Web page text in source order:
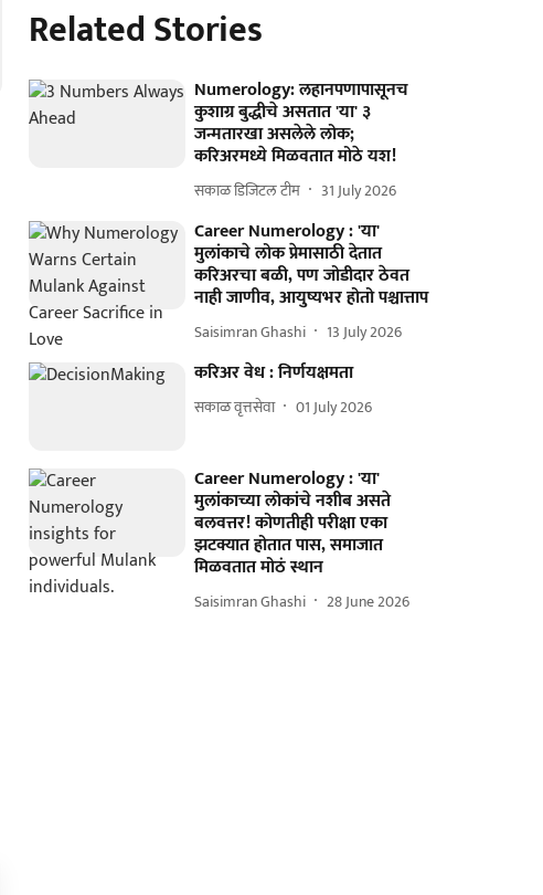
Related Stories
Numerology: लहानपणापासूनच
कुशाग्र बुद्धीचे असतात 'या' ३
जन्मतारखा असलेले लोक;
करिअरमध्ये मिळवतात मोठे यश!
सकाळ डिजिटल टीम 31 July 2026
Career Numerology : 'या'
मुलांकाचे लोक प्रेमासाठी देतात
करिअरचा बळी, पण जोडीदार ठेवत
नाही जाणीव, आयुष्यभर होतो पश्चात्ताप
Saisimran Ghashi 13 July 2026
करिअर वेध : निर्णयक्षमता
सकाळ वृत्तसेवा 01 July 2026
Career Numerology : 'या'
मुलांकाच्या लोकांचे नशीब असते
बलवत्तर! कोणतीही परीक्षा एका
झटक्यात होतात पास, समाजात
मिळवतात मोठं स्थान
Saisimran Ghashi 28 June 2026